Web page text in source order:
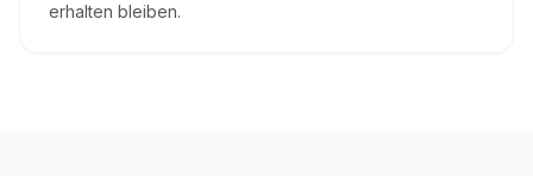
erhalten bleiben.